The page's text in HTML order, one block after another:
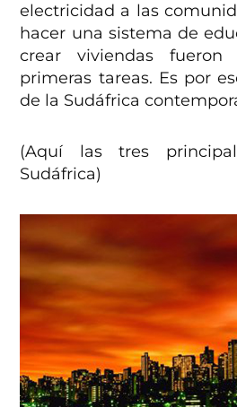
electricidad a las
hacer una sistema de
crear viviendas
primeras tareas. Es por
de la Sudáfrica
(Aquí las tres
Sudáfrica)